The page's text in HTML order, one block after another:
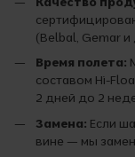
(Belbal, Gemar и
Время полета:
составом Hi-
2 дней до 2
Замена: Если
вине — мы